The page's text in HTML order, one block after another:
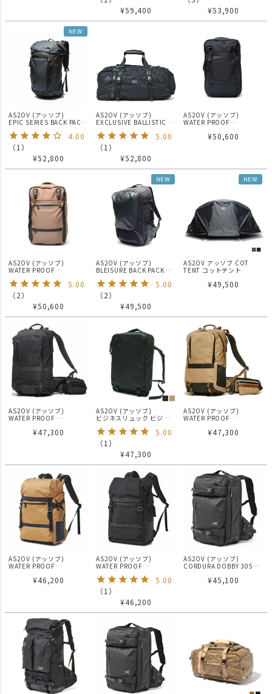
¥59,400
¥53,900
NEW
AS2OV (アッソブ)
EPIC SERIES BACK PACK
4.00
（1 ）
¥52,800
AS2OV (アッソブ)
EXCLUSIVE BALLISTIC
ボストンバック
5.00
（1 ）
¥52,800
AS2OV (アッソブ)
WATER PROOF
BAG / 防水 バックパック
リュック ビジネスバッグ
¥50,600
AS2OV (アッソブ)
WATER PROOF
BAG / 防水 バックパック
リュック ビジネスバッグ
KHAKI
5.00
（2）
¥50,600
NEW
AS2OV (アッソブ)
BLEISURE BACK PACK M
ズ
5.00
（2）
¥49,500
NEW
AS2OV アッソブ COT
TENT コットテント
¥49,500
AS2OV (アッソブ)
WATER PROOF
PACK / 防水バックパック
ビジネスリュック BLACK
¥47,300
AS2OV (アッソブ)
ビジネスリュック ビジネ
WATER PROOF
CORDURA 305D 2WAY
BAG Sサイズ 141608
5.00
（1 ）
¥47,300
AS2OV (アッソブ)
WATER PROOF
PACK / 防水バックパック
ビジネスリュック KHAKI
¥47,300
AS2OV (アッソブ)
WATER PROOF
PACK / 防水 バックパック
リュック KHAKI
¥46,200
AS2OV (アッソブ)
WATER PROOF
PACK / 防水 バックパック
リュック BLACK
5.00
（1 ）
¥46,200
AS2OV (アッソブ)
CORDURA DOBBY 305D
BLACK / バックパック
¥45,100